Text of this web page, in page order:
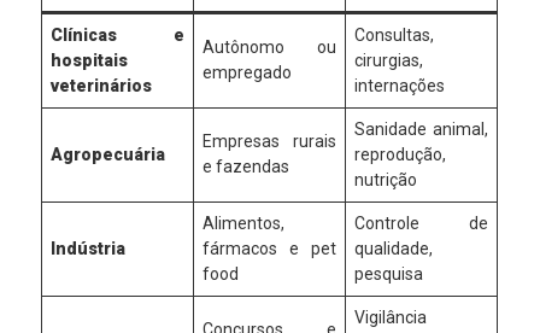
Clínicas e
hospitais
veterinários
Autônomo ou
empregado
Consultas,
cirurgias,
internações
Agropecuária
Empresas rurais
e fazendas
Sanidade animal,
reprodução,
nutrição
Indústria
Alimentos,
fármacos e pet
food
Controle de
qualidade,
pesquisa
Vigilância